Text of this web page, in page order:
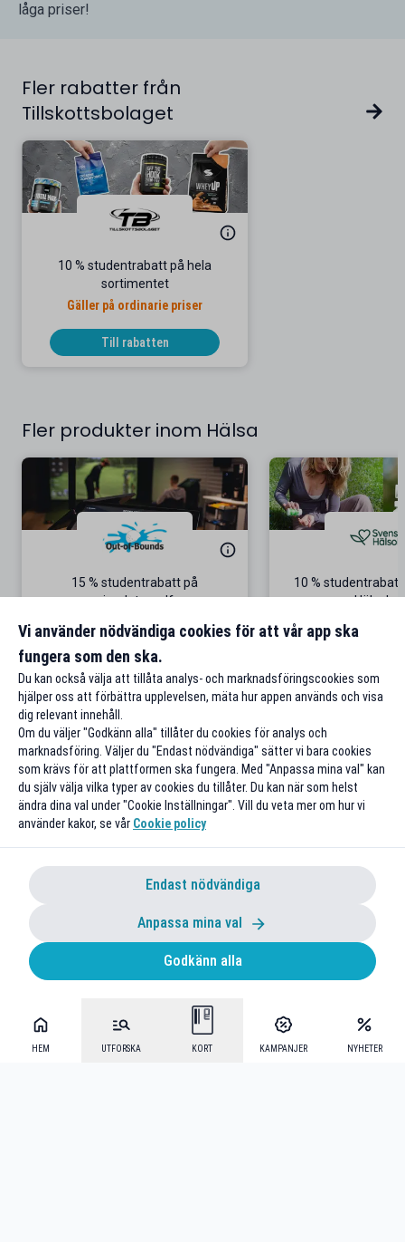
HEM UTFORSKA KORT KAMPANJER NYHETER
låga priser!
Fler rabatter från
Tillskottsbolaget
10 % studentrabatt på hela
sortimentet
Gäller på ordinarie priser
Till rabatten
Fler produkter inom Hälsa
15 % studentrabatt på
simulatorgolf
Från 100 kr/tim i Göteborg
Till rabatten
10 %
Gäller på
Vi använder nödvändiga cookies för att vår app ska
fungera som den ska.
Du kan också välja att tillåta analys- och marknadsföringscookies som
hjälper oss att förbättra upplevelsen, mäta hur appen används och visa
dig relevant innehåll.
Om du väljer "Godkänn alla" tillåter du cookies för analys och
marknadsföring. Väljer du "Endast nödvändiga" sätter vi bara cookies
som krävs för att plattformen ska fungera. Med "Anpassa mina val" kan
du själv välja vilka typer av cookies du tillåter. Du kan när som helst
ändra dina val under "Cookie Inställningar". Vill du veta mer om hur vi
använder kakor, se vår Cookie policy
Endast nödvändiga
Anpassa mina val
Godkänn alla